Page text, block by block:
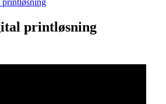
printløsning
printløsning